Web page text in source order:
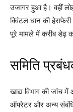
उजागर हुआ है। वहीं
क्विंटल धान की
पूरे मामले में करीब डेढ़
समिति
खाद्य विभाग की जांच
ऑपरेटर और अन्य